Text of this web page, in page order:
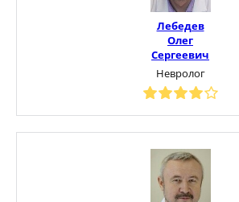
Лебедев
Олег
Сергеевич
Невролог